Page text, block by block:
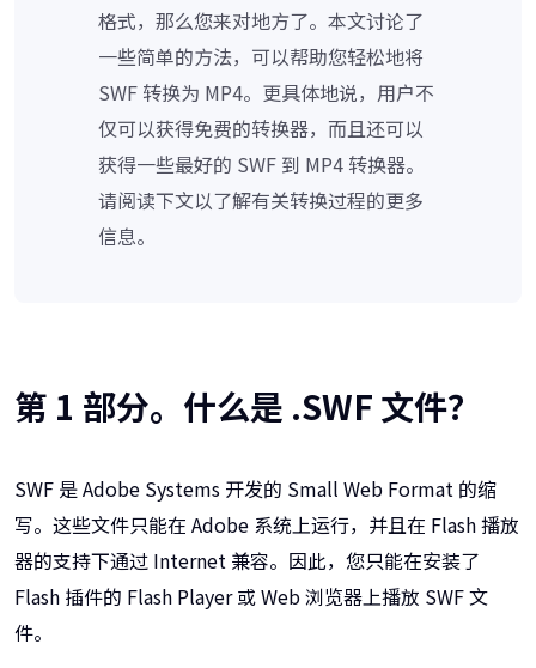
格式，那么您来对地方了。本文讨论了
一些简单的方法，可以帮助您轻松地将
SWF 转换为 MP4。更具体地说，用户不
仅可以获得免费的转换器，而且还可以
获得一些最好的 SWF 到 MP4 转换器。
请阅读下文以了解有关转换过程的更多
信息。
第 1 部分。什么是 .SWF 文件？
SWF 是 Adobe Systems 开发的 Small Web Format 的缩
写。这些文件只能在 Adobe 系统上运行，并且在 Flash 播放
器的支持下通过 Internet 兼容。因此，您只能在安装了
Flash 插件的 Flash Player 或 Web 浏览器上播放 SWF 文
件。